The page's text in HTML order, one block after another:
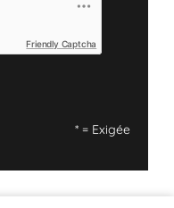
Friendly Captcha
*= Exigée